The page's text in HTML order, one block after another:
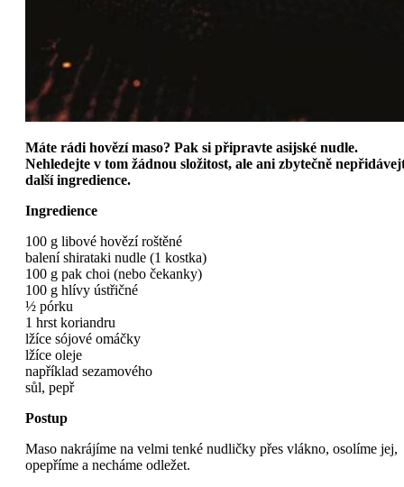
Máte rádi hovězí maso? Pak si připravte asijské nudle.
Nehledejte v tom žádnou složitost, ale ani zbytečně
další ingredience.
Ingredience
100 g libové hovězí roštěné
balení shirataki nudle (1 kostka)
100 g pak choi (nebo čekanky)
100 g hlívy ústřičné
½ pórku
1 hrst koriandru
lžíce sójové omáčky
lžíce oleje
například sezamového
sůl, pepř
Postup
Maso nakrájíme na velmi tenké nudličky přes vlákno, osolíme jej,
opepříme a necháme odležet.